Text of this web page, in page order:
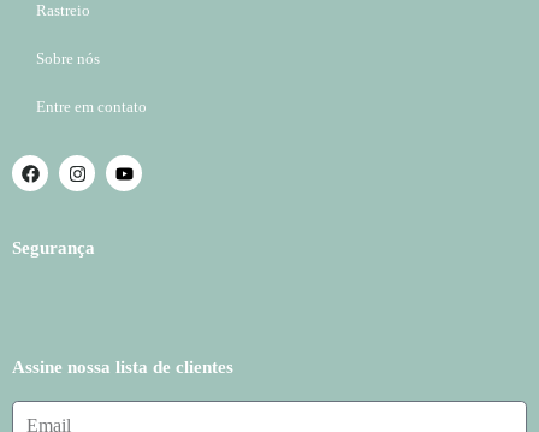
Rastreio
Sobre nós
Entre em contato
Segurança
Assine nossa lista de clientes